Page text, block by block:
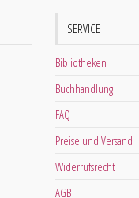
SERVICE
Bibliotheken
Buchhandlung
FAQ
Preise und Versand
Widerrufsrecht
AGB